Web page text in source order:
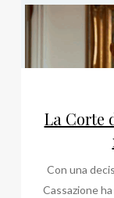
La Corte
Con una
Cassazione